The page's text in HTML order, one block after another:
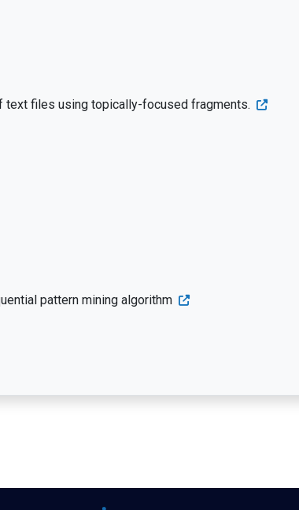
text files using topically-focused fragments.
pattern mining algorithm